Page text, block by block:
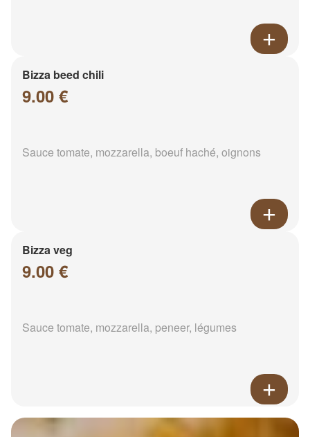
Bizza beed chili
9.00 €
Sauce tomate, mozzarella, boeuf haché, oignons
Bizza veg
9.00 €
Sauce tomate, mozzarella, peneer, légumes